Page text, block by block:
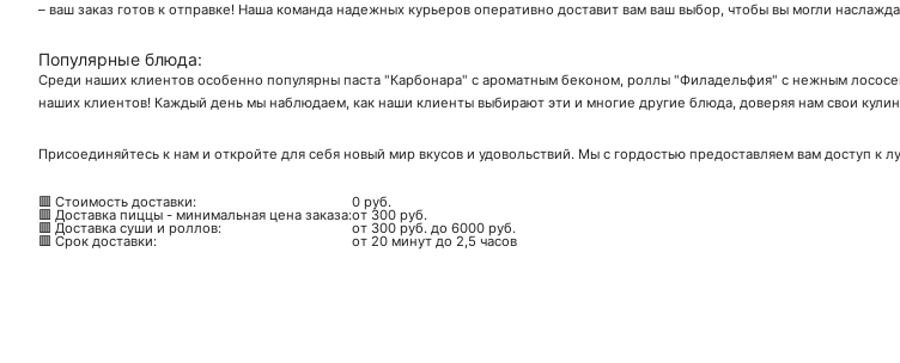
– ваш заказ готов к отправке! Наша команда надежных курьеров оперативно доставит вам ваш выбор, чтобы вы могли
Популярные блюда:
Среди наших клиентов особенно популярны паста "Карбонара" с ароматным беконом, роллы "Филадельфия" с нежным
наших клиентов! Каждый день мы наблюдаем, как наши клиенты выбирают эти и многие другие блюда, доверяя нам свои
Присоединяйтесь к нам и откройте для себя новый мир вкусов и удовольствий. Мы с гордостью предоставляем вам доступ к
🟥 Стоимость доставки: 0 руб.
🟥 Доставка пиццы - минимальная цена заказа:от 300 руб.
🟥 Доставка суши и роллов: от 300 руб. до 6000 руб.
🟥 Срок доставки: от 20 минут до 2,5 часов